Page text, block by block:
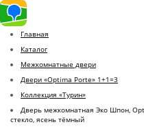
Главная
Каталог
Межкомнатные двери
Двери «Optima Porte» 1+1=3
Коллекция «Турин»
Дверь межкомнатная Эко Шпон,
стекло, ясень тёмный